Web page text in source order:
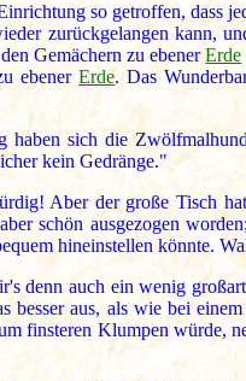
so getroffen, dass
zurückgelangen kann,
Gemächern zu ebenerErde
ebenerErde. Das
haben sich die
kein Gedränge."
Aber der große Tisch
schön ausgezogen
hineinstellen könnte.
denn auch ein wenig
besser aus, als wie bei
finsteren Klumpen würde,